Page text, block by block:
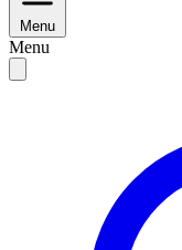
Menu
Menu